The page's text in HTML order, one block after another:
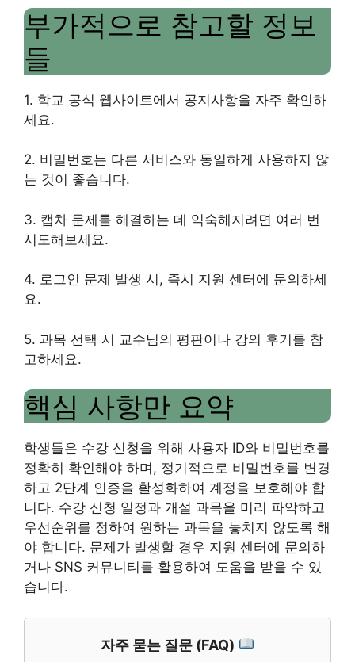
부가적으로 참고할 정보
들
1. 학교 공식 웹사이트에서 공지사항을 자주 확인하
세요.
2. 비밀번호는 다른 서비스와 동일하게 사용하지 않
는 것이 좋습니다.
3. 캡차 문제를 해결하는 데 익숙해지려면 여러 번
시도해보세요.
4. 로그인 문제 발생 시, 즉시 지원 센터에 문의하세
요.
5. 과목 선택 시 교수님의 평판이나 강의 후기를 참
고하세요.
핵심 사항만 요약
학생들은 수강 신청을 위해 사용자 ID와 비밀번호를
정확히 확인해야 하며, 정기적으로 비밀번호를 변경
하고 2단계 인증을 활성화하여 계정을 보호해야 합
니다. 수강 신청 일정과 개설 과목을 미리 파악하고
우선순위를 정하여 원하는 과목을 놓치지 않도록 해
야 합니다. 문제가 발생할 경우 지원 센터에 문의하
거나 SNS 커뮤니티를 활용하여 도움을 받을 수 있
습니다.
자주 묻는 질문 (FAQ)